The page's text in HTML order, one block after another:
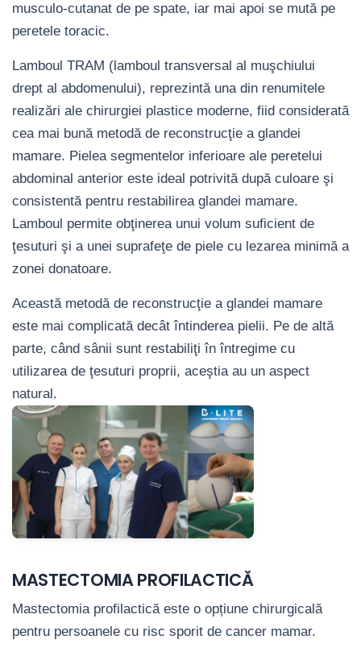
musculo-cutanat de pe spate, iar mai apoi se mută pe
peretele toracic.
Lamboul TRAM (lamboul transversal al muşchiului
drept al abdomenului), reprezintă una din renumitele
realizări ale chirurgiei plastice moderne, fiid considerată
cea mai bună metodă de reconstrucţie a glandei
mamare. Pielea segmentelor inferioare ale peretelui
abdominal anterior este ideal potrivită după culoare şi
consistentă pentru restabilirea glandei mamare.
Lamboul permite obţinerea unui volum suficient de
ţesuturi şi a unei suprafeţe de piele cu lezarea minimă a
zonei donatoare.
Această metodă de reconstrucţie a glandei mamare
este mai complicată decât întinderea pielii. Pe de altă
parte, când sânii sunt restabiliţi în întregime cu
utilizarea de ţesuturi proprii, aceştia au un aspect
natural.
MASTECTOMIA PROFILACTICĂ
Mastectomia profilactică este o opțiune chirurgicală
pentru persoanele cu risc sporit de cancer mamar.